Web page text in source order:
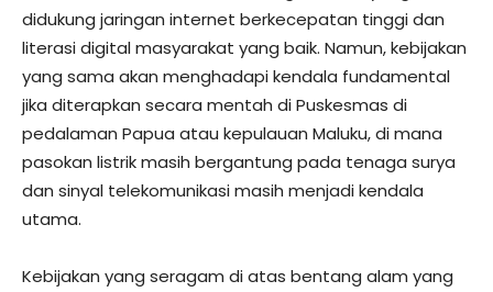
didukung jaringan internet berkecepatan tinggi dan
literasi digital masyarakat yang baik. Namun, kebijakan
yang sama akan menghadapi kendala fundamental
jika diterapkan secara mentah di Puskesmas di
pedalaman Papua atau kepulauan Maluku, di mana
pasokan listrik masih bergantung pada tenaga surya
dan sinyal telekomunikasi masih menjadi kendala
utama.
​Kebijakan yang seragam di atas bentang alam yang